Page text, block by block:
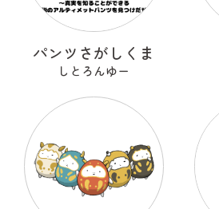
パンツさがしくま
しとろんゆー